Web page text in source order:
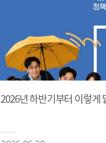
2026년 하반기부터 이렇게